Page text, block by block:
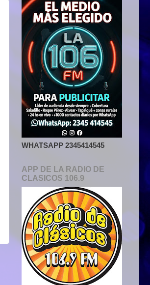
WHATSAPP 2345414545
APP DE LA RADIO DE
CLASICOS 106.9